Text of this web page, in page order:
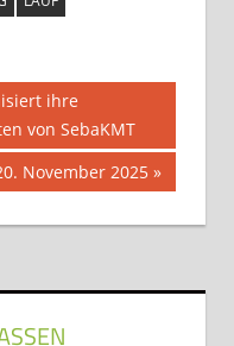
ihre
von SebaKMT
November 2025